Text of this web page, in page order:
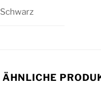
Schwarz
ÄHNLICHE